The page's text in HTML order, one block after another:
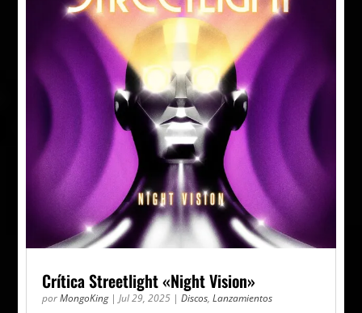
Crítica Streetlight «Night Vision»
porMongoKing|Jul 29, 2025 |Discos,Lanzamientos